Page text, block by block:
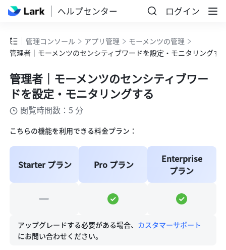
ヘルプセンター ログイン
管理コンソール アプリ管理
モーメンツの管理
管理者｜モーメンツのセンシティブワードを設定・モニタリングす
管理者｜モーメンツのセンシティブワー
ドを設定・モニタリングする
閲覧時間数：5 分
こちらの機能を利用できる料金プラン：
Starter プラン Pro プラン
Enterprise
プラン
アップグレードする必要がある場合、 カスタマーサポート
にお問い合わせください。